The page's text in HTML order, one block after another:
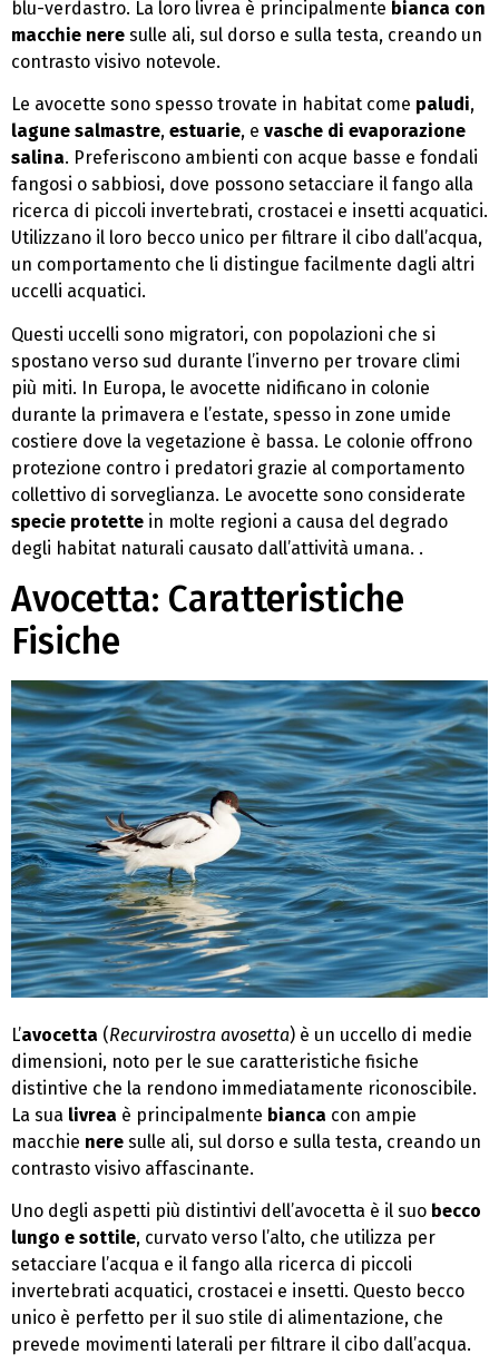
blu-verdastro. La loro livrea è principalmente bianca con
macchie nere sulle ali, sul dorso e sulla testa, creando un
contrasto visivo notevole.
Le avocette sono spesso trovate in habitat come paludi,
lagune salmastre, estuarie, e vasche di evaporazione
salina. Preferiscono ambienti con acque basse e fondali
fangosi o sabbiosi, dove possono setacciare il fango alla
ricerca di piccoli invertebrati, crostacei e insetti acquatici.
Utilizzano il loro becco unico per filtrare il cibo dall’acqua,
un comportamento che li distingue facilmente dagli altri
uccelli acquatici.
Questi uccelli sono migratori, con popolazioni che si
spostano verso sud durante l’inverno per trovare climi
più miti. In Europa, le avocette nidificano in colonie
durante la primavera e l’estate, spesso in zone umide
costiere dove la vegetazione è bassa. Le colonie offrono
protezione contro i predatori grazie al comportamento
collettivo di sorveglianza. Le avocette sono considerate
specie protette in molte regioni a causa del degrado
degli habitat naturali causato dall’attività umana. .
Avocetta: Caratteristiche
Fisiche
L’avocetta (Recurvirostra avosetta) è un uccello di medie
dimensioni, noto per le sue caratteristiche fisiche
distintive che la rendono immediatamente riconoscibile.
La sua livrea è principalmente bianca con ampie
macchie nere sulle ali, sul dorso e sulla testa, creando un
contrasto visivo affascinante.
Uno degli aspetti più distintivi dell’avocetta è il suo becco
lungo e sottile, curvato verso l’alto, che utilizza per
setacciare l’acqua e il fango alla ricerca di piccoli
invertebrati acquatici, crostacei e insetti. Questo becco
unico è perfetto per il suo stile di alimentazione, che
prevede movimenti laterali per filtrare il cibo dall’acqua.